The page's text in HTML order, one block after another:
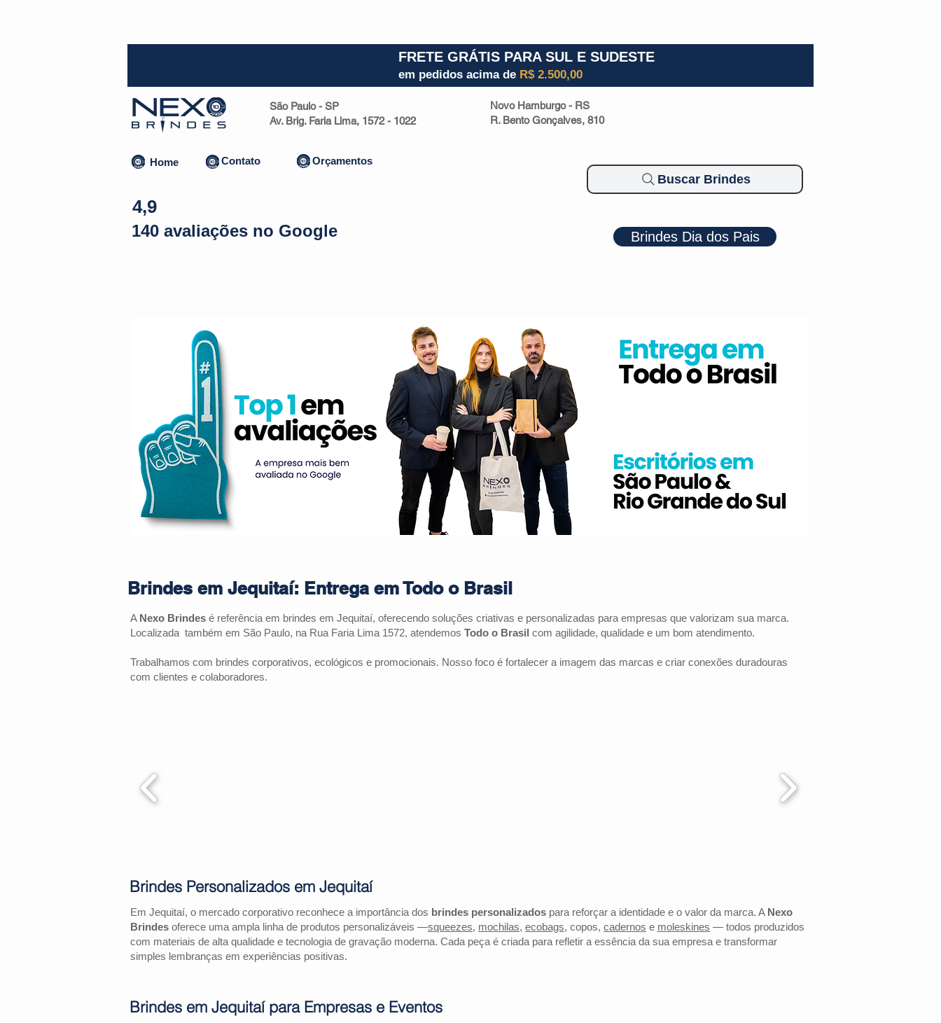
FRETE GRÁTIS PARA SUL E SUDESTE
em pedidos acima de R$ 2.500,00
São Paulo - SP
Av. Brig. Faria Lima, 1572 - 1022
Novo Hamburgo - RS
R. Bento Gonçalves, 810
Home Contato Orçamentos
4,9
140 avaliações no Google
Buscar Brindes
Brindes Dia dos Pais
Brindes em Jequitaí: Entrega em Todo o Brasil
A Nexo Brindes é referência em brindes em Jequitaí, oferecendo soluções criativas e personalizadas para empresas que valorizam sua marca.
Localizada também em São Paulo, na Rua Faria Lima 1572, atendemos Todo o Brasil com agilidade, qualidade e um bom atendimento.
Trabalhamos com brindes corporativos, ecológicos e promocionais. Nosso foco é fortalecer a imagem das marcas e criar conexões duradouras
com clientes e colaboradores.
Em Jequitaí, o mercado corporativo reconhece a importância dos brindes personalizados para reforçar a identidade e o valor da marca. A Nexo
Brindes oferece uma ampla linha de produtos personalizáveis —squeezes, mochilas, ecobags, copos, cadernos e moleskines — todos produzidos
com materiais de alta qualidade e tecnologia de gravação moderna. Cada peça é criada para refletir a essência da sua empresa e transformar
simples lembranças em experiências positivas.
Brindes Personalizados em Jequitaí
Brindes em Jequitaí para Empresas e Eventos